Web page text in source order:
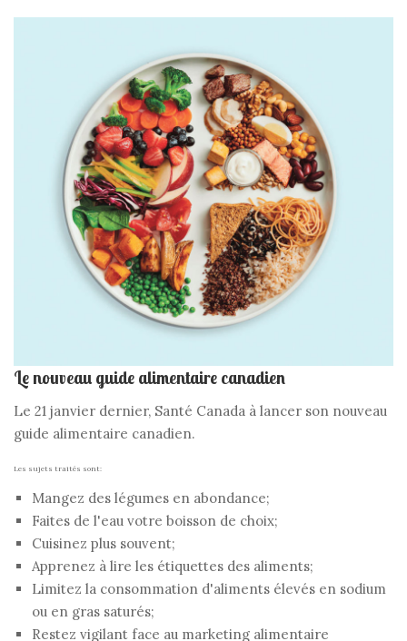
Le nouveau guide alimentaire canadien
Le 21 janvier dernier, Santé Canada à lancer son nouveau
guide alimentaire canadien.
Les sujets traités sont:
Mangez des légumes en abondance;
Faites de l'eau votre boisson de choix;
Cuisinez plus souvent;
Apprenez à lire les étiquettes des aliments;
Limitez la consommation d'aliments élevés en sodium
ou en gras saturés;
Restez vigilant face au marketing alimentaire